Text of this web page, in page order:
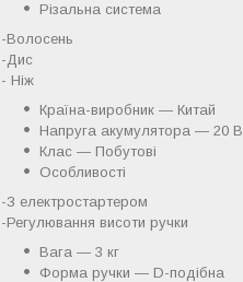
Різальна система
-Волосень
-Дис
- Ніж
Країна-виробник — Китай
Напруга акумулятора — 20 В
Клас — Побутові
Особливості
-З електростартером
-Регулювання висоти ручки
Вага — 3 кг
Форма ручки — D-подібна